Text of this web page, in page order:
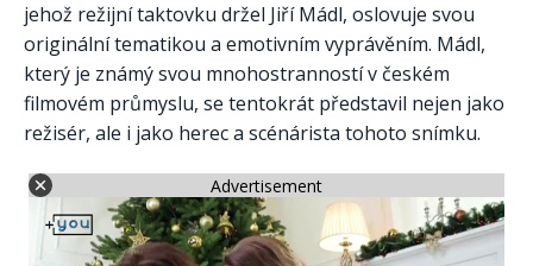
jehož režijní taktovku držel Jiří Mádl, oslovuje svou
originální tematikou a emotivním vyprávěním. Mádl,
který je známý svou mnohostranností v českém
filmovém průmyslu, se tentokrát představil nejen jako
režisér, ale i jako herec a scénárista tohoto snímku.
Advertisement